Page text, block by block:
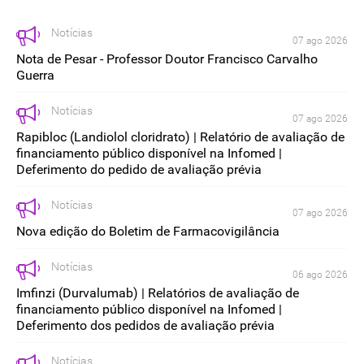
Notícias
07 ago 2026
Nota de Pesar - Professor Doutor Francisco Carvalho
Guerra
Notícias
07 ago 2026
Rapibloc (Landiolol cloridrato) | Relatório de avaliação de
financiamento público disponível na Infomed |
Deferimento do pedido de avaliação prévia
Notícias
07 ago 2026
Nova edição do Boletim de Farmacovigilância
Notícias
06 ago 2026
Imfinzi (Durvalumab) | Relatórios de avaliação de
financiamento público disponível na Infomed |
Deferimento dos pedidos de avaliação prévia
Notícias